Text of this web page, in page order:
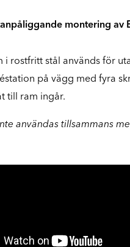
montering av
i rostfritt stål används för
på vägg med fyra
till ram ingår.
användas tillsammans